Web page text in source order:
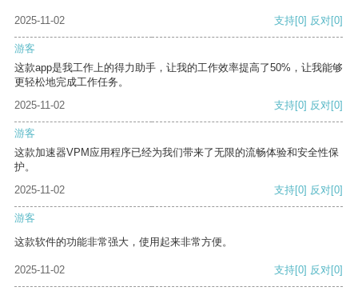
2025-11-02 支持[0] 反对[0]
游客
这款app是我工作上的得力助手，让我的工作效率提高了50%，让我能够
更轻松地完成工作任务。
2025-11-02
支持[0] 反对[0]
游客
这款加速器VPM应用程序已经为我们带来了无限的流畅体验和安全性保
护。
2025-11-02
支持[0] 反对[0]
游客
这款软件的功能非常强大，使用起来非常方便。
2025-11-02 支持[0] 反对[0]